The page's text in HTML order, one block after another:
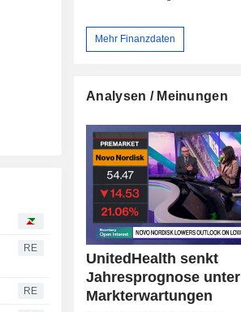
RE
RE
Mehr Finanzdaten
Analysen / Meinungen
UnitedHealth senkt
Jahresprognose unter
Markterwartungen